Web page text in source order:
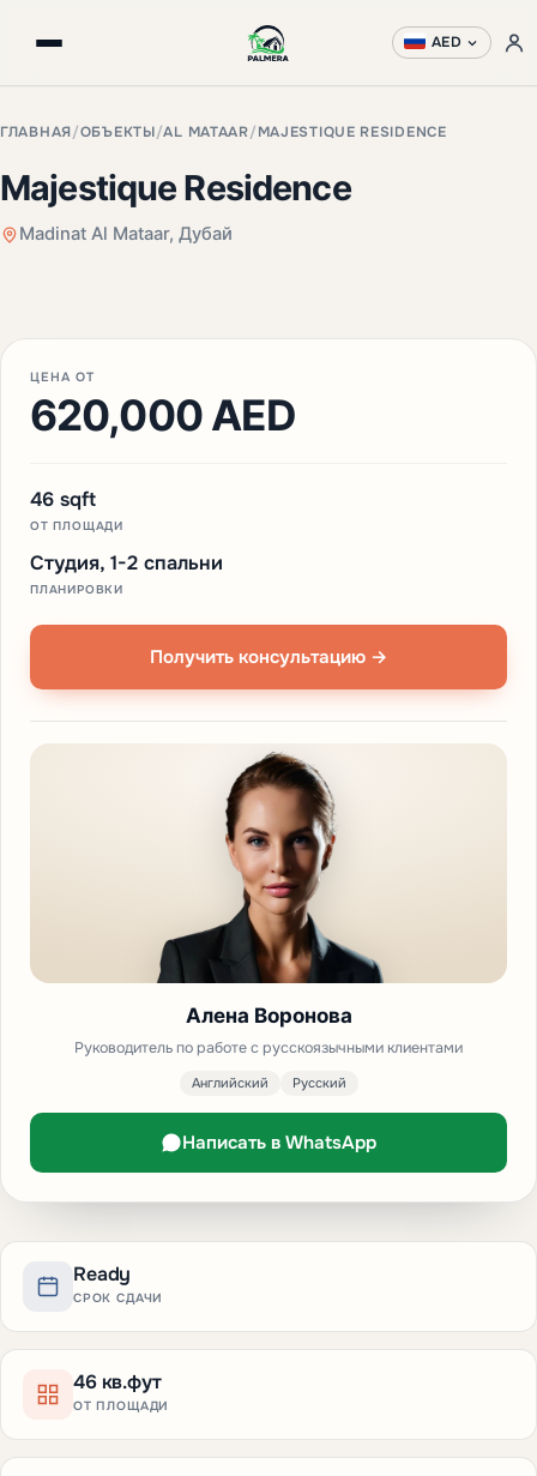
AED
ГЛАВНАЯ/ОБЪЕКТЫ/AL MATAAR/ MAJESTIQUE RESIDENCE
Majestique Residence
Madinat Al Mataar, Дубай
Ready
СРОК СДАЧИ
46 кв.фут
ОТ ПЛОЩАДИ
ЦЕНА ОТ
620,000 AED
46 sqft
ОТ ПЛОЩАДИ
Студия, 1-2 спальни
ПЛАНИРОВКИ
Получить консультацию →
Алена Воронова
Руководитель по работе с русскоязычными клиентами
Английский Русский
Написать в WhatsApp